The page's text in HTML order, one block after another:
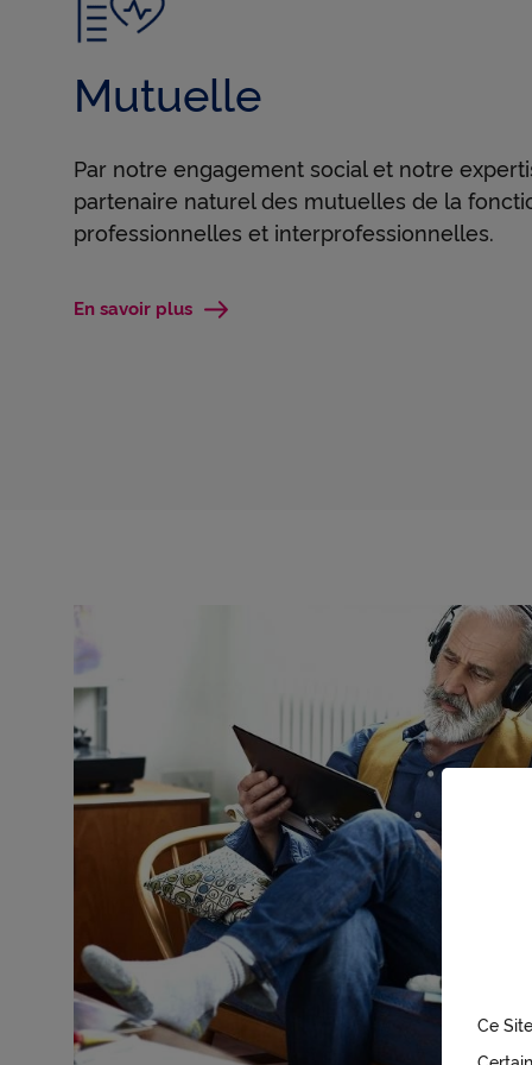
Mutuelle
Par notre engagement social et notre
partenaire naturel des mutuelles de la
professionnelles et interprofessionnelles.
En savoir plus
Ce